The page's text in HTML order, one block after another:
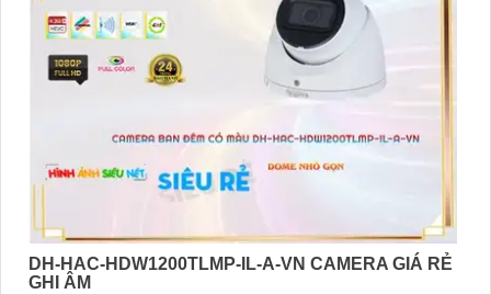
DH-HAC-HDW1200TLMP-IL-A-VN CAMERA GIÁ RẺ
GHI ÂM